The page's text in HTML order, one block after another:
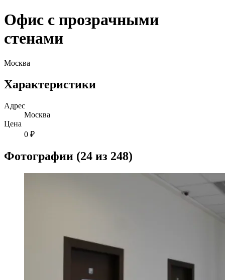
Офис с прозрачными
стенами
Москва
Характеристики
Адрес
Москва
Цена
0 ₽
Фотографии (24 из 248)